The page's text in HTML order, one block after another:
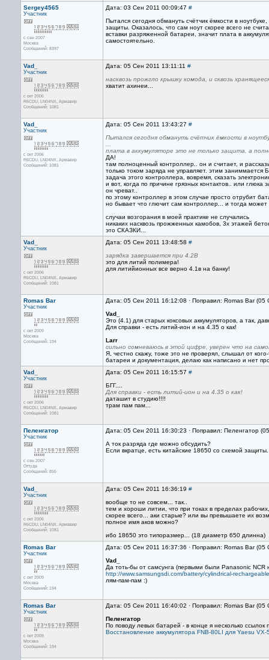
Sergey4565
Участник
с сен 2007
Москва
Сообщений: 8397
Дата: 03 Сен 2011 00:09:47 #
Пытался сегодня обмануть счётчик ёмкости в
защиты. Оказалось, что сам ноут скорее всего не
вставки разряженной батареи, значит плата в
самостоятельно.
Vad_
Участник
с окт 2006
R6CDU, LN04NX, Армавир
Сообщений: 1081
Дата: 05 Сен 2011 13:11:11 #
насквозь прожгло крышку комода, и сквозь
хватит ахинеи...
Vad_
Участник
с окт 2006
R6CDU, LN04NX, Армавир
Сообщений: 1081
Дата: 05 Сен 2011 13:43:27 #
Пытался сегодня обмануть счётчик ёмкости в
плата в аккумуляторе это не только защита, а
ДА!
там полноценный контроллер.. он и считает, и
только током заряда не управляет. этим заниммается
задача этого контроллера, вовремя, сказать
и вот, когда по причине грязных контактов.. или
он чреват..
по этому контроллер в этом случае просто отрубит
но бывает что глючит сам контроллер... и тогда
случаи возгорания в моей практике не случались
никаких насквозь прожженных камобов, 3х этажей
это СКАЗКИ...
Vad_
Участник
с окт 2006
R6CDU, LN04NX, Армавир
Сообщений: 1081
Дата: 05 Сен 2011 13:48:58 #
зарядка завершается при 4.2В
это для литий полимера!
для литийионных все верно 4.1в на банку!
Romas Bar
Участник
с окт 2009
Москва
Сообщений: 194
Дата: 05 Сен 2011 16:12:08 · Поправил: Romas Bar
Vad_
Это (4.1) для старых коксовых аккумуляторов, а так,
Для справки - есть литий-ион и на 4.35 о как!
Larr
сильно сомневаюсь в этой цифре, уверен что на
Я, честно скажу, тоже это не проверял, слышал от
батареи и документация, делаю как написано и нет
Vad_
Участник
с окт 2006
R6CDU, LN04NX, Армавир
Сообщений: 1081
Дата: 05 Сен 2011 16:15:57 #
БГГ....
Для справки - есть литий-ион и на 4.35 о как!
даташит в студию!!!!
трам пам пам...
Пеленгатор
Участник
с сен 2007
Оттуда
Сообщений: 855
Дата: 05 Сен 2011 16:30:23 · Поправил: Пеленгатор
А ток разряда где можно обсудить?
Если вкратце, есть китайские 18650 со схемой
Vad_
Участник
с окт 2006
R6CDU, LN04NX, Армавир
Сообщений: 1081
Дата: 05 Сен 2011 16:36:19 #
вообще то не совсем... так..
тем и хороши литии, что при токах в пределах
скорее всего... аки старые? или вы превышаете их
полное имя аков можно?
ибо 18650 это типоразмер... (18 диаметр 650 длинна)
Romas Bar
Участник
с окт 2009
Москва
Сообщений: 194
Дата: 05 Сен 2011 16:37:36 · Поправил: Romas Bar
Vad_
Да тоть-бы от самсунга (первыми были Panasonic NCR
http://www.samsungsdi.com/battery/cylindrical-
лям-пам-пам :)
Romas Bar
Участник
с окт 2009
Москва
Сообщений: 194
Дата: 05 Сен 2011 16:40:02 · Поправил: Romas Bar
Пеленгатор
По поводу левых батарей - в конце я несколько
Восстановление аккумулятора FNB-80LI для Yaesu